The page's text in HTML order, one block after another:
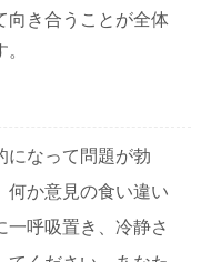
向き合うことが全体
になって問題が勃
何か意見の食い違い
呼吸置き、冷静さ